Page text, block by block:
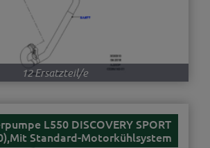
12 Ersatzteil/e
L550 DISCOVERY SPORT
Standard-Motorkühlsystem